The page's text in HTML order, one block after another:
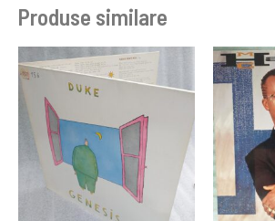
Produse similare